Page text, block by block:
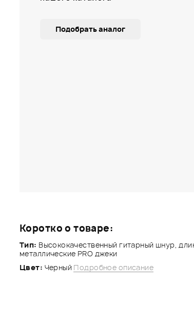
Коротко о товаре:
Тип: Высококачественный гитарный шнур,
металлические PRO джеки
Цвет: Черный Подробное описание
Подобрать аналог